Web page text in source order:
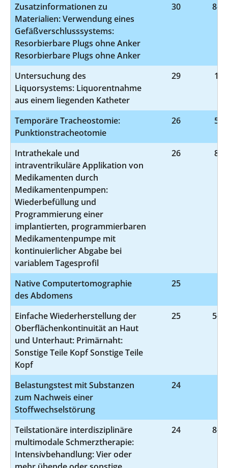
Zusatzinformationen zu
Materialien: Verwendung eines
Gefäßverschlusssystems:
Resorbierbare Plugs ohne Anker
Resorbierbare Plugs ohne Anker
30 8-
Untersuchung des
Liquorsystems: Liquorentnahme
aus einem liegenden Katheter
29 1-
Temporäre Tracheostomie:
Punktionstracheotomie
26 5-
Intrathekale und
intraventrikuläre Applikation von
Medikamenten durch
Medikamentenpumpen:
Wiederbefüllung und
Programmierung einer
implantierten, programmierbaren
Medikamentenpumpe mit
kontinuierlicher Abgabe bei
variablem Tagesprofil
26 8-
Native Computertomographie
des Abdomens
25
Einfache Wiederherstellung der
Oberflächenkontinuität an Haut
und Unterhaut: Primärnaht:
Sonstige Teile Kopf Sonstige Teile
Kopf
25 5-
Belastungstest mit Substanzen
zum Nachweis einer
Stoffwechselstörung
24
Teilstationäre interdisziplinäre
multimodale Schmerztherapie:
Intensivbehandlung: Vier oder
24 8-